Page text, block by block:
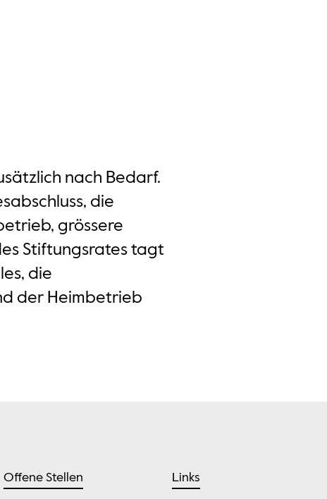
nach Bedarf.
die
grössere
Stiftungsrates tagt
die
der Heimbetrieb
Offene Stellen Links